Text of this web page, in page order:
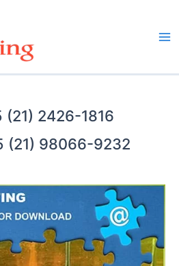
(21) 2426-1816
(21) 98066-9232